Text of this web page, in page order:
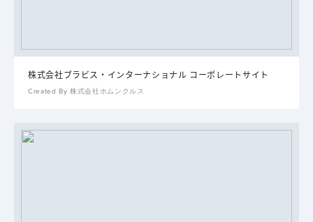
株式会社ブラビス・インターナショナル コーポレートサイト
Created By 株式会社ホムンクルス